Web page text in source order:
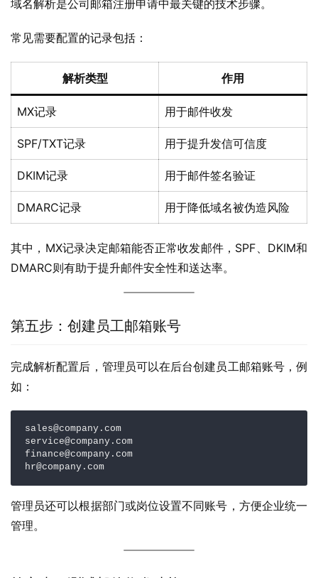
域名解析是公司邮箱注册申请中最关键的技术步骤。
常见需要配置的记录包括：
解析类型 作用
MX记录 用于邮件收发
SPF/TXT记录 用于提升发信可信度
DKIM记录 用于邮件签名验证
DMARC记录 用于降低域名被伪造风险
其中，MX记录决定邮箱能否正常收发邮件，SPF、DKIM和
DMARC则有助于提升邮件安全性和送达率。
第五步：创建员工邮箱账号
完成解析配置后，管理员可以在后台创建员工邮箱账号，例
如：
sales@company.com
service@company.com
finance@company.com
hr@company.com
管理员还可以根据部门或岗位设置不同账号，方便企业统一
管理。